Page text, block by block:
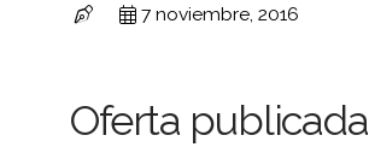
7 noviembre, 2016
Oferta publicada